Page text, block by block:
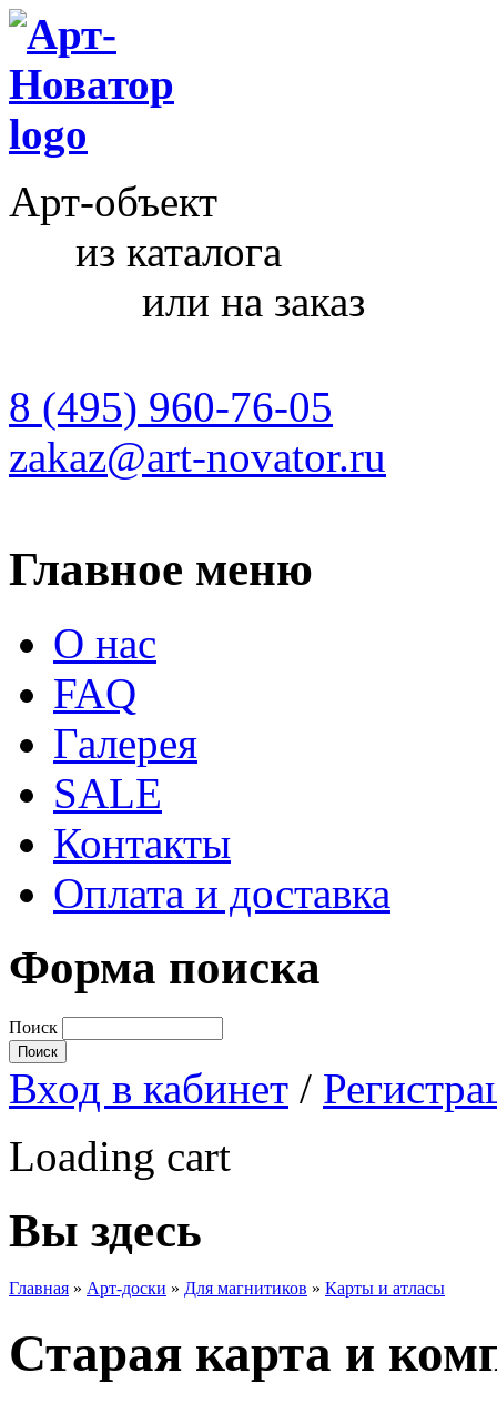
Арт-объект
из каталога
или на заказ
8 (495) 960-76-05
zakaz@art-novator.ru
Главное меню
О нас
FAQ
Галерея
SALE
Контакты
Оплата и доставка
Форма поиска
Поиск
Вход в кабинет /
Loading cart
Вы здесь
Главная » Арт-доски » Для магнитиков » Карты и атласы
Старая карта и